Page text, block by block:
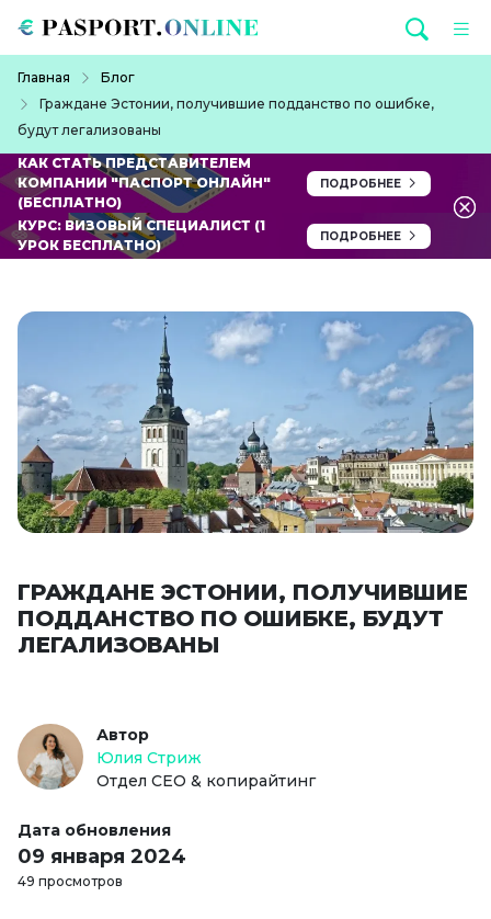
Главная
Блог
Граждане Эстонии, получившие подданство по ошибке,
будут легализованы
КАК СТАТЬ ПРЕДСТАВИТЕЛЕМ
КОМПАНИИ "ПАСПОРТ ОНЛАЙН"
(БЕСПЛАТНО)
ПОДРОБНЕЕ
КУРС: ВИЗОВЫЙ СПЕЦИАЛИСТ (1
УРОК БЕСПЛАТНО)
ПОДРОБНЕЕ
ГРАЖДАНЕ ЭСТОНИИ, ПОЛУЧИВШИЕ
ПОДДАНСТВО ПО ОШИБКЕ, БУДУТ
ЛЕГАЛИЗОВАНЫ
Автор
Юлия Стриж
Отдел СЕО & копирайтинг
Дата обновления
09 января 2024
49 просмотров